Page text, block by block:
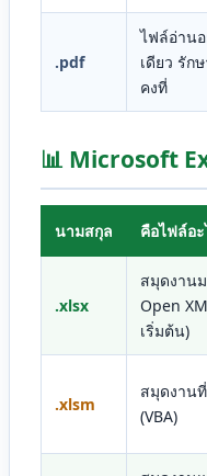
.pdf
ไฟล์อ่านอ
เดียว รัก
คงที่
📊 Microsoft
นามสกุล คือไฟล์อะ
.xlsx
สมุดงาน
Open
เริ่มต้น)
.xlsm
สมุดงาน
(VBA)